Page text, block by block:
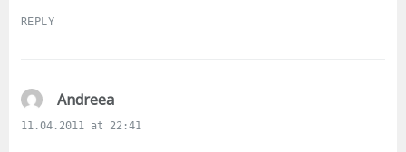
REPLY
Andreeas
a
11.04.2011 at 22:41